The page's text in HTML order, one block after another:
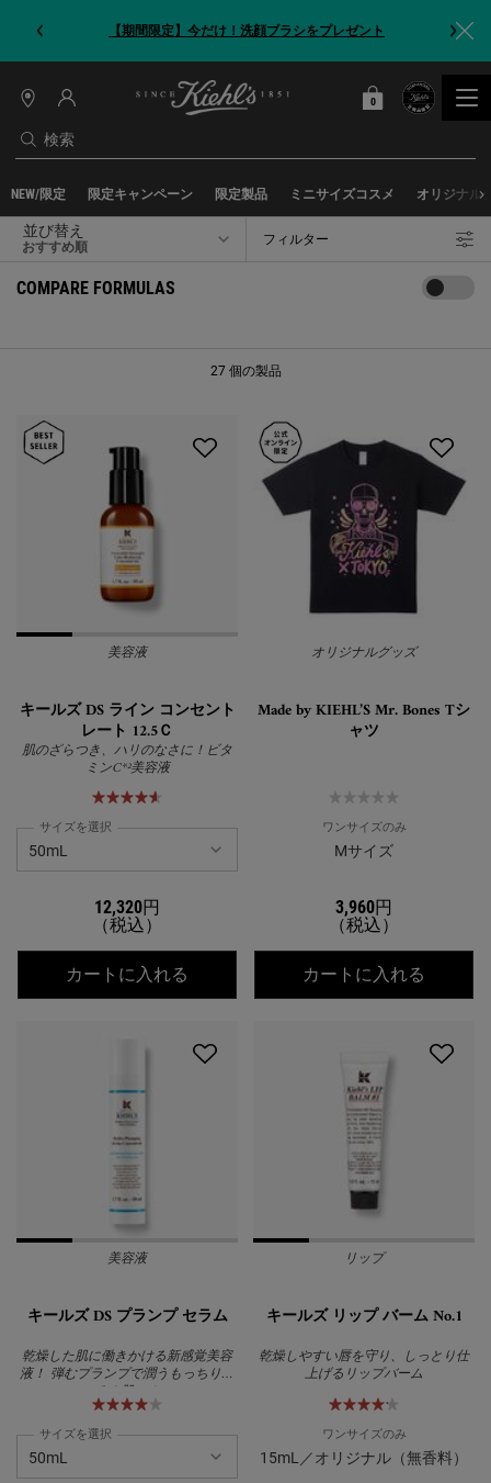
【期間限定】今だけ！洗顔ブラシをプレゼント
検索
店
情
報
カート
0
0 カート内の製品
NEW/限定 限定キャンペーン 限定製品 ミニサイズコスメ オリジナル
COMPARE FORMULAS
並び替え フィルター
フィルターメニュー
27 個の製品
美容液
キールズ DS ライン コンセント
レート 12.5Ｃ
肌のざらつき、ハリのなさに！ビタ
ミンC*²美容液
サイズを選択
12,320円
（税込）
カートに入れる キールズ DS ライン コンセントレー
オリジナルグッズ
Made by KIEHL’S Mr. Bones Tシ
ャツ
ワンサイズのみ
Mサイズ
3,960円
（税込）
カートに入れる
美容液
キールズ DS プランプ セラム
乾燥した肌に働きかける新感覚美容
液！ 弾むプランプで潤うもっちりぷ
るん肌へ！
サイズを選択
リップ
キールズ リップ バーム No.1
乾燥しやすい唇を守り、しっとり仕
上げるリップバーム
ワンサイズのみ
15mL／オリジナル（無香料）